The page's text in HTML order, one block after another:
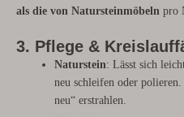
als die von Natursteinmöbeln pro
3. Pflege &
Naturstein: Lässt sich
neu schleifen oder
neu“ erstrahlen.